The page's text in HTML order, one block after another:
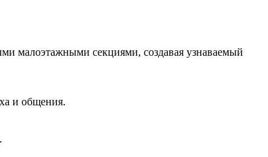
малоэтажными секциями, создавая узнаваемый
и общения.